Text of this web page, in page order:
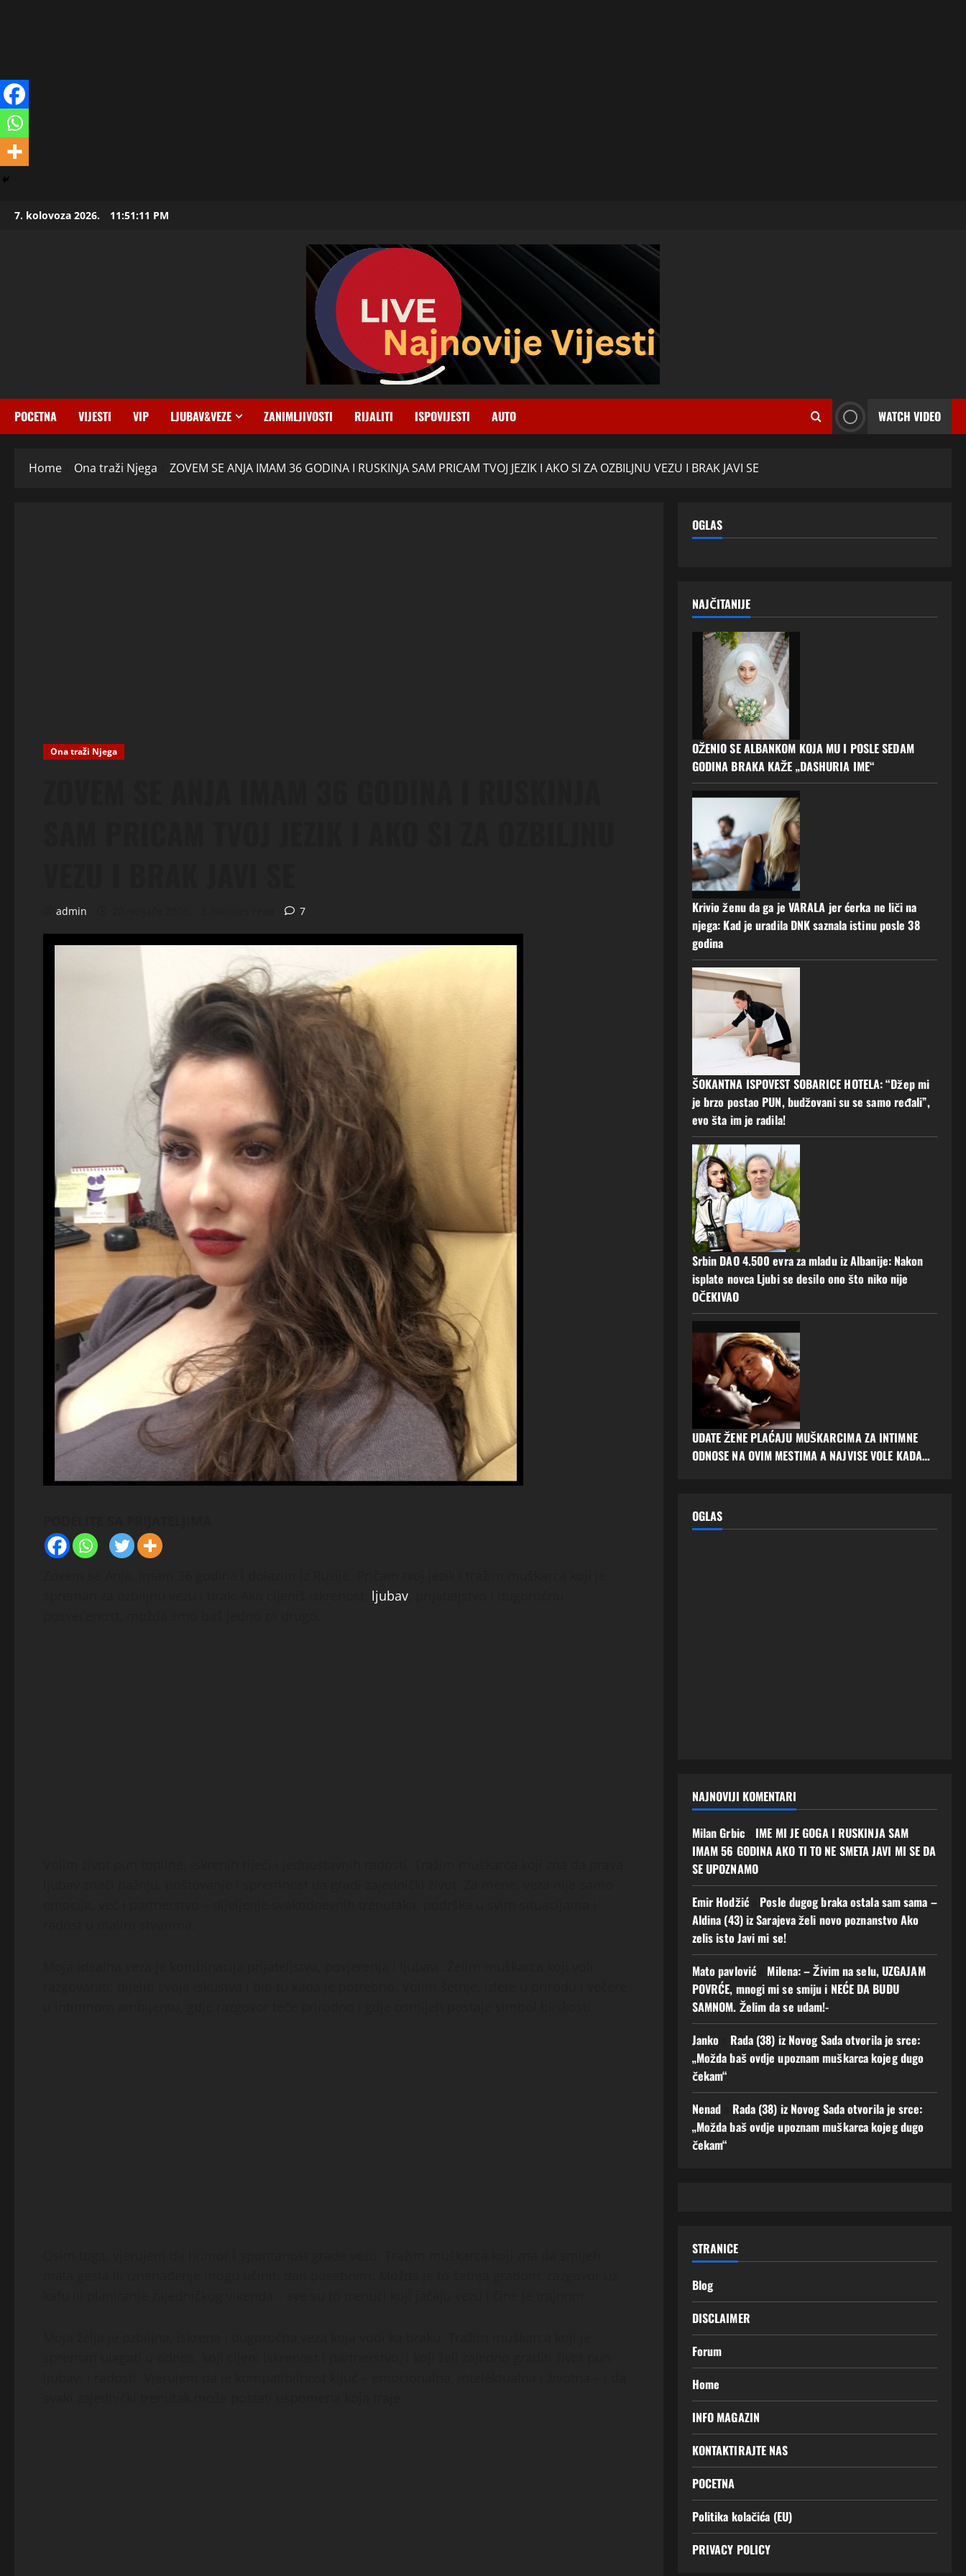
Skip7. kolovoza 2026. 11:51:12 PM
POCETNA VIJESTI VIP LJUBAV&VEZE ZANIMLJIVOSTI RIJALITI ISPOVIJESTI AUTO WATCH VIDEO
Home Ona traži Njega ZOVEM SE ANJA IMAM 36 GODINA I RUSKINJA SAM PRICAM TVOJ JEZIK I AKO SI ZA OZBILJNU VEZU I BRAK JAVI SE
Ona traži Njega
admin 7
ljubav
OGLAS
NAJČITANIJE
OŽENIO SE ALBANKOM KOJA MU I POSLE SEDAM
GODINA BRAKA KAŽE „DASHURIA IME“
Krivio ženu da ga je VARALA jer ćerka ne liči na
njega: Kad je uradila DNK saznala istinu posle 38
godina
ŠOKANTNA ISPOVEST SOBARICE HOTELA: “Džep mi
je brzo postao PUN, budžovani su se samo ređali”,
evo šta im je radila!
Srbin DAO 4.500 evra za mladu iz Albanije: Nakon
isplate novca Ljubi se desilo ono što niko nije
OČEKIVAO
UDATE ŽENE PLAĆAJU MUŠKARCIMA ZA INTIMNE
ODNOSE NA OVIM MESTIMA A NAJVISE VOLE KADA…
OGLAS
NAJNOVIJI KOMENTARI
Milan Grbico IME MI JE GOGA I RUSKINJA SAM
IMAM 56 GODINA AKO TI TO NE SMETA JAVI MI SE DA
SE UPOZNAMO
Emir Hodžićo Posle dugog braka ostala sam sama –
Aldina (43) iz Sarajeva želi novo poznanstvo Ako
zelis isto Javi mi se!
Mato pavlović
Milena: – Živim na selu, UZGAJAM
POVRĆE, mnogi mi se smiju i NEĆE DA BUDU
SAMNOM. Želim da se udam!-
Janko
Rada (38) iz Novog Sada otvorila je srce:
„Možda baš ovdje upoznam muškarca kojeg dugo
čekam“
Nenad
Rada (38) iz Novog Sada otvorila je srce:
„Možda baš ovdje upoznam muškarca kojeg dugo
čekam“
STRANICE
Blog
DISCLAIMER
Forum
Home
INFO MAGAZIN
KONTAKTIRAJTE NAS
POCETNA
Politika kolačića (EU)
PRIVACY POLICY